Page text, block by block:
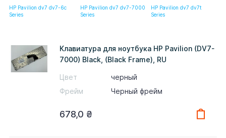
HP Pavilion dv7 dv7-6c
Series
HP Pavilion dv7 dv7-7000
Series
HP Pavilion dv7 dv7t
Series
Клавиатура для ноутбука HP Pavilion (DV7-
7000) Black, (Black Frame), RU
Цвет
черный
Фрейм
Черный фрейм
678,0 ₴